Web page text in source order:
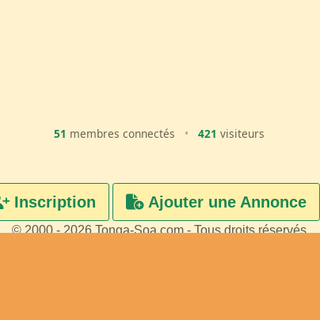
51 membres connectés • 421 visiteurs
Inscription Ajouter une Annonce
© 2000 - 2026 Tonga-Soa.com - Tous droits réservés